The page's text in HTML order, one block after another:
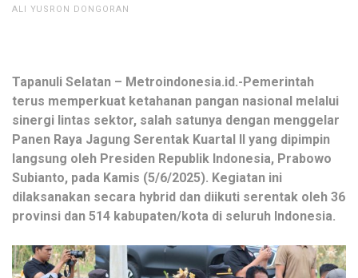
ALI YUSRON DONGORAN
Tapanuli Selatan – Metroindonesia.id.-Pemerintah
terus memperkuat ketahanan pangan nasional melalui
sinergi lintas sektor, salah satunya dengan menggelar
Panen Raya Jagung Serentak Kuartal II yang dipimpin
langsung oleh Presiden Republik Indonesia, Prabowo
Subianto, pada Kamis (5/6/2025). Kegiatan ini
dilaksanakan secara hybrid dan diikuti serentak oleh 36
provinsi dan 514 kabupaten/kota di seluruh Indonesia.